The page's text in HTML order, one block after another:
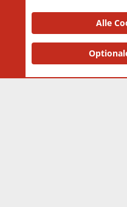
Community platform by XenForo
and add-ons by ThemeHouse
Alle